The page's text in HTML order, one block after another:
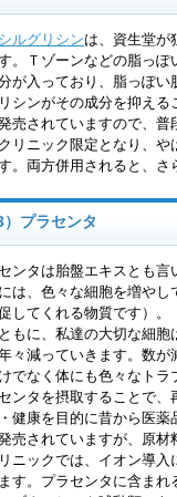
ルグリシンは、資生堂が
。Ｔゾーンなどの脂っぽ
が入っており、脂っぽ
シンがその成分を抑え
売されていますので、
リニック限定となり、
。両方併用されると、さ
3）プラセンタ
ンタは胎盤エキスとも
は、色々な細胞を増や
してくれる物質です）。
もに、私達の大切な細
々減っていきます。数
でなく体にも色々なトラ
ンタを摂取することで
健康を目的に昔から医
売されていますが、原材
ニックでは、イオン導
す。プラセンタに含ま